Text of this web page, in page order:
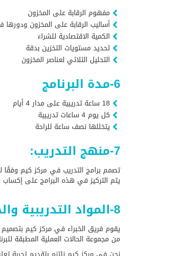
مفهوم الرقابة على المخزون
أساليب الرقابة على المخزون
الكمية الاقتصادية للشراء
تحديد مستويات التخزين بدقة
التحليل الثلاثي لعناصر المخزون
6-مدة البرنامج
18 ساعة تدريبية على مدار 4 أيام
كل يوم 4 ساعات تدريبية
يتخللها نصف ساعة للراحة
7-منهج التدريب:
تصمم برامج التدريب في مركز كيم وفقًا
يتم التركيز في هذه البرامج على إكساب
8-المواد التدريبية والحالات العملية التي يحصل عليها المشارك :
يقوم فريق الخبراء في مركز كيم بتصميم
من مجموعة الحالات العملية المطبقة